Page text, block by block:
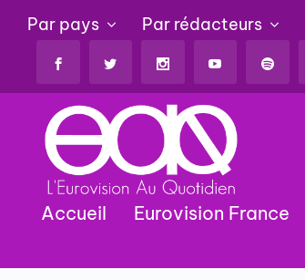
Par pays Par rédacteurs
Accueil Eurovision France